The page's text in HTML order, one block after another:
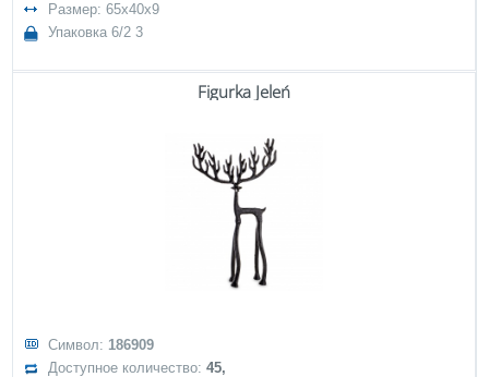
Размер: 65x40x9
Упаковка 6/2 3
Figurka Jeleń
Символ: 186909
Доступное количество:45,